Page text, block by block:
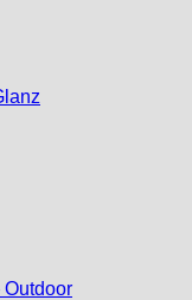
Outdoor